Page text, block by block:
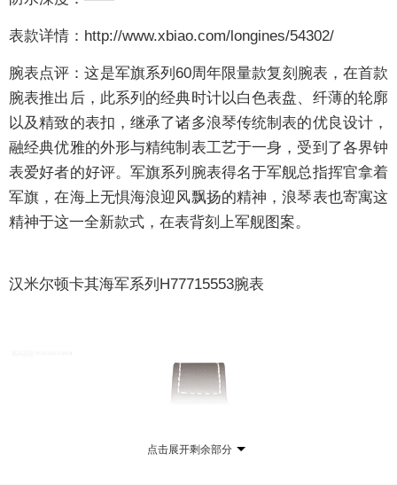
表款详情： http://www.xbiao.com/longines/54302/
腕表点评：这是军旗系列60周年限量款复刻腕表，在首款
腕表推出后，此系列的经典时计以白色表盘、纤薄的轮廓
以及精致的表扣，继承了诸多浪琴传统制表的优良设计，
融经典优雅的外形与精纯制表工艺于一身，受到了各界钟
表爱好者的好评。军旗系列腕表得名于军舰总指挥官拿着
军旗，在海上无惧海浪迎风飘扬的精神，浪琴表也寄寓这
精神于这一全新款式，在表背刻上军舰图案。
汉米尔顿卡其海军系列H77715553腕表
点击展开剩余部分